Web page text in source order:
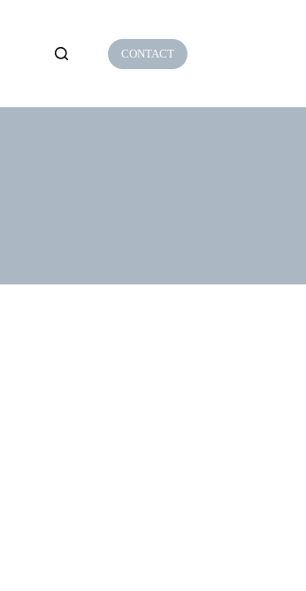
CONTACT